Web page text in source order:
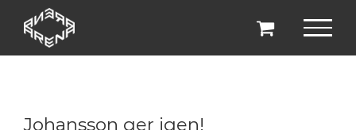
Fortsätt
innehållet
Johansson ger igen!